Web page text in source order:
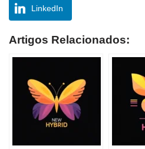
LinkedIn
Artigos Relacionados: